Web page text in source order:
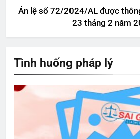
Án lệ số 72/2024/AL được
23 tháng 2 năm
Tình huống pháp lý